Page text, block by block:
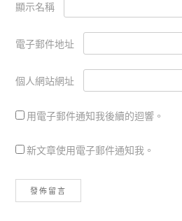
顯示名稱
電子郵件地址
個人網站網址
用電子郵件通知我後續的迴響。
新文章使用電子郵件通知我。